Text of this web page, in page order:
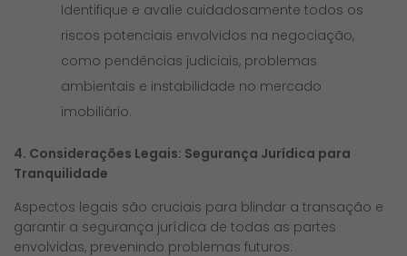
Identifique e avalie cuidadosamente todos os
riscos potenciais envolvidos na negociação,
como pendências judiciais, problemas
ambientais e instabilidade no mercado
imobiliário.
4. Considerações Legais: Segurança Jurídica para
Tranquilidade
Aspectos legais são cruciais para blindar a transação e
garantir a segurança jurídica de todas as partes
envolvidas, prevenindo problemas futuros: